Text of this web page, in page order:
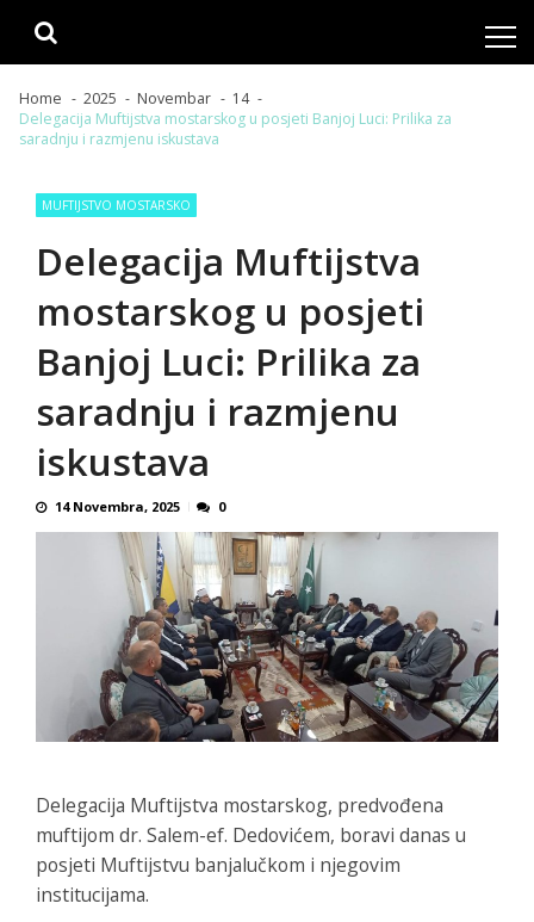
Home 2025 Novembar
14
Delegacija Muftijstva mostarskog u posjeti Banjoj Luci: Prilika za
saradnju i razmjenu iskustava
MUFTIJSTVO MOSTARSKO
Delegacija Muftijstva
mostarskog u posjeti
Banjoj Luci: Prilika za
saradnju i razmjenu
iskustava
14 Novembra, 2025 0
Delegacija Muftijstva mostarskog, predvođena
muftijom dr. Salem-ef. Dedovićem, boravi danas u
posjeti Muftijstvu banjalučkom i njegovim
institucijama.